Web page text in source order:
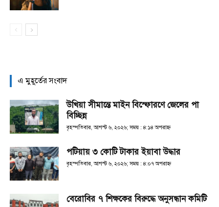
এ মুহূর্তের সংবাদ
উখিয়া সীমান্তে মাইন বিস্ফোরণে জেলের পা
বিচ্ছিন্ন
বৃহস্পতিবার, আগস্ট ৬, ২০২৬; সময় : ৪:১৪ অপরাহ্ণ
পটিয়ায় ৩ কোটি টাকার ইয়াবা উদ্ধার
বৃহস্পতিবার, আগস্ট ৬, ২০২৬; সময় : ৪:০৭ অপরাহ্ণ
বেরোবির ৭ শিক্ষকের বিরুদ্ধে অনুসন্ধান কমিটি